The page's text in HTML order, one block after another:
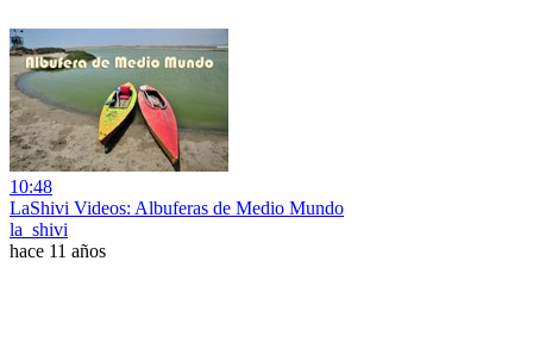
10:48
LaShivi Videos: Albuferas de Medio Mundo
la_shivi
hace 11 años